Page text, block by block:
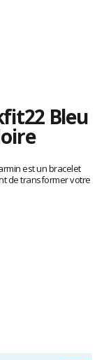
Bleu
est un bracelet
de transformer votre